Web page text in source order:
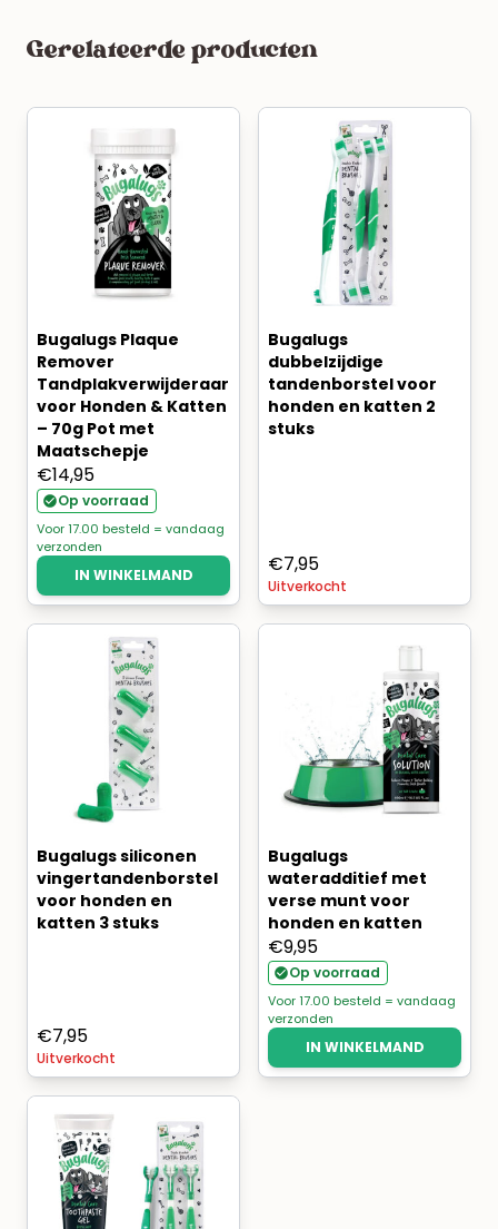
Gerelateerde producten
Bugalugs Plaque
Remover
Tandplakverwijderaar
voor Honden & Katten
– 70g Pot met
Maatschepje
€14,95
Op voorraad
Voor 17.00 besteld = vandaag
verzonden
IN WINKELMAND
Bugalugs
dubbelzijdige
tandenborstel voor
honden en katten 2
stuks
€7,95
Uitverkocht
Bugalugs siliconen
vingertandenborstel
voor honden en
katten 3 stuks
€7,95
Uitverkocht
Bugalugs
wateradditief met
verse munt voor
honden en katten
€9,95
Op voorraad
Voor 17.00 besteld = vandaag
verzonden
IN WINKELMAND